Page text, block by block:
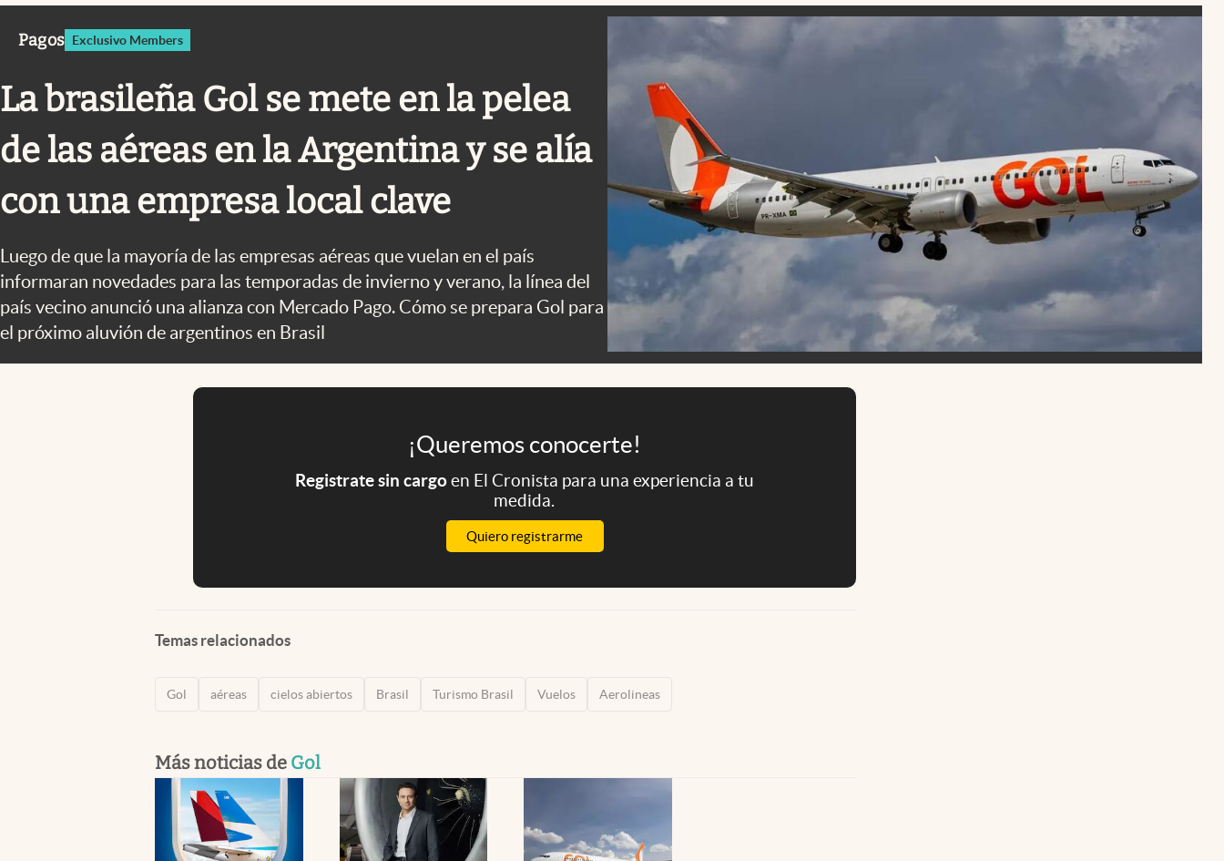
Infotechnology
Clase
Mundial 2026
Eventos Corporativos
Mediakit
abre en nueva pestaña
Pagos Exclusivo Members
La brasileña Gol se mete en la pelea
de las aéreas en la Argentina y se alía
con una empresa local clave
Luego de que la mayoría de las empresas aéreas que vuelan en el país
informaran novedades para las temporadas de invierno y verano, la línea del
país vecino anunció una alianza con Mercado Pago. Cómo se prepara Gol para
el próximo aluvión de argentinos en Brasil
¡Queremos conocerte!
Registrate sin cargoen El Cronista para una experiencia a tu
medida.
Quiero registrarme
Temas relacionados
Gol aéreas cielos abiertos Brasil Turismo Brasil Vuelos Aerolineas
Más noticias de Gol